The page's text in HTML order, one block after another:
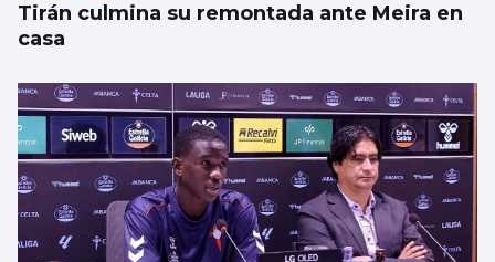
Tirán culmina su remontada ante Meira en
casa